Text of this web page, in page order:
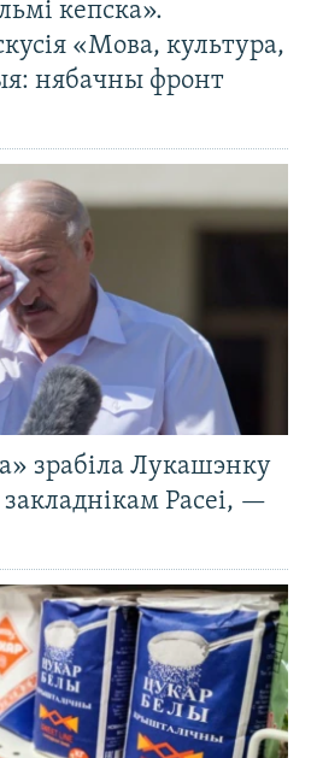
кепска».
«Мова, культура,
нябачны фронт
зрабіла Лукашэнку
Расеі, —